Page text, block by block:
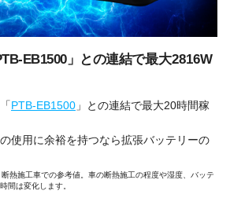
EB1500」との連結で最大2816W
PTB-EB1500 」との連結で最大20時間稼
使用に余裕を持つなら拡張バッテリーの
施工車での参考値。車の断熱施工の程度や湿度、バッテ
間は変化します。